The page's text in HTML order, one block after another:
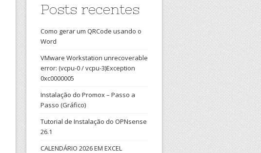
Posts recentes
Como gerar um QRCode usando o
Word
VMware Workstation unrecoverable
error: (vcpu-0 / vcpu-3)Exception
0xc0000005
Instalação do Promox – Passo a
Passo (Gráfico)
Tutorial de Instalação do OPNsense
26.1
CALENDÁRIO 2026 EM EXCEL